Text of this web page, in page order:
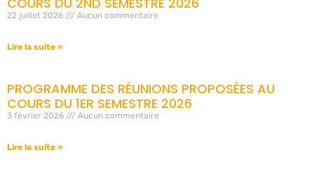
22 juillet 2026 Aucun commentaire
Lire la suite »
PROGRAMME DES RÉUNIONS PROPOSÉES AU
COURS DU 1ER SEMESTRE 2026
3 février 2026 Aucun commentaire
Lire la suite »